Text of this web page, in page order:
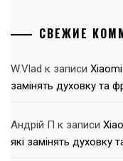
СВЕЖИЕ
W.Vlad к записи
замінять духовку та
Андрій П к записи
які замінять духовку